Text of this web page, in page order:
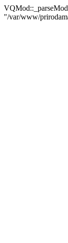
"/var/www/